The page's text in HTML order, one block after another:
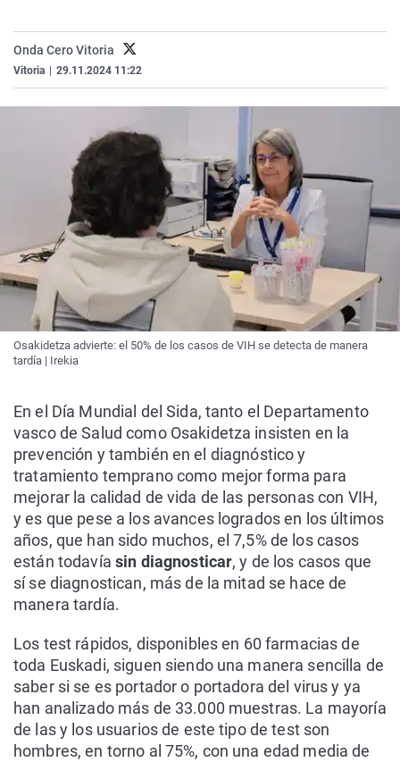
Operación Viuda
Navarra
País Vasco
Onda Cero Vitoria
Vitoria 29.11.2024 11:22
Osakidetza advierte: el 50% de los casos de VIH se detecta de manera
tardía | Irekia
En el Día Mundial del Sida, tanto el Departamento
vasco de Salud como Osakidetza insisten en la
prevención y también en el diagnóstico y
tratamiento temprano como mejor forma para
mejorar la calidad de vida de las personas con VIH,
y es que pese a los avances logrados en los últimos
años, que han sido muchos, el 7,5% de los casos
están todavía sin diagnosticar, y de los casos que
sí se diagnostican, más de la mitad se hace de
manera tardía.
Los test rápidos, disponibles en 60 farmacias de
toda Euskadi, siguen siendo una manera sencilla de
saber si se es portador o portadora del virus y ya
han analizado más de 33.000 muestras. La mayoría
de las y los usuarios de este tipo de test son
hombres, en torno al 75%, con una edad media de